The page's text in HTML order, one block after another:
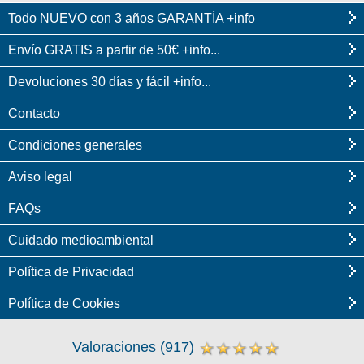
Todo NUEVO con 3 años GARANTÍA +info
Envío GRATIS a partir de 50€ +info...
Devoluciones 30 días y fácil +info...
Contacto
Condiciones generales
Aviso legal
FAQs
Cuidado medioambiental
Política de Privacidad
Política de Cookies
Valoraciones (917)